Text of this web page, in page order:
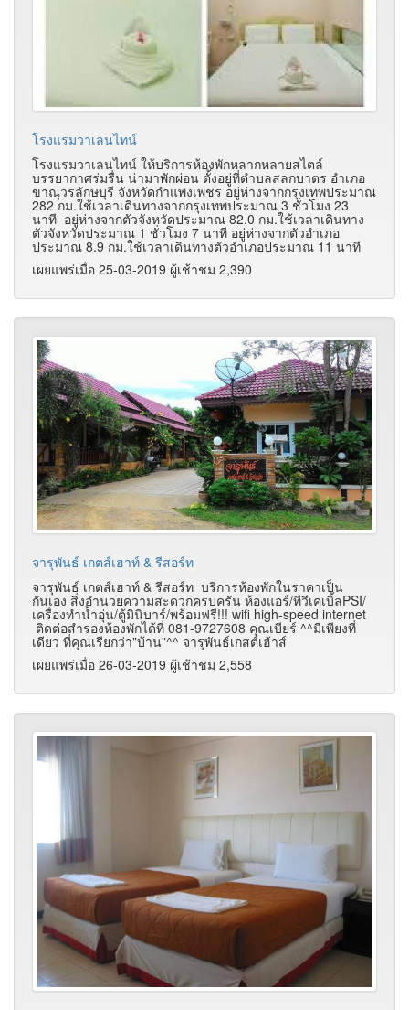
โรงแรมวาเลนไทน์
โรงแรมวาเลนไทน์ ให้บริการห้องพักหลากหลายสไตล์
บรรยากาศร่มรื่น น่ามาพักผ่อน ตั้งอยู่ที่ตำบลสลกบาตร อำเภอ
ขาณุวรลักษบุรี จังหวัดกำแพงเพชร อยู่ห่างจากกรุงเทพประมาณ
282 กม.ใช้เวลาเดินทางจากกรุงเทพประมาณ 3 ชั่วโมง 23
นาที อยู่ห่างจากตัวจังหวัดประมาณ 82.0 กม.ใช้เวลาเดินทาง
ตัวจังหวัดประมาณ 1 ชั่วโมง 7 นาที อยู่ห่างจากตัวอำเภอ
ประมาณ 8.9 กม.ใช้เวลาเดินทางตัวอำเภอประมาณ 11 นาที
เผยแพร่เมื่อ 25-03-2019 ผู้เช้าชม 2,390
จารุพันธ์ เกตส์เฮาท์ & รีสอร์ท
จารุพันธ์ เกตส์เฮาท์ & รีสอร์ท บริการห้องพักในราคาเป็น
กันเอง สิ่งอำนวยความสะดวกครบครัน ห้องแอร์/ทีวีเคเบิ้ลPSI/
เครื่องทำน้ำอุ่น/ตู้มินิบาร์/พร้อมฟรี!!! wifi high-speed internet
ติดต่อสำรองห้องพักได้ที่ 081-9727608 คุณเบียร์ ^^มีเพียงที่
เดียว ที่คุณเรียกว่า"บ้าน"^^ จารุพันธ์เกสต์เฮ้าส์
เผยแพร่เมื่อ 26-03-2019 ผู้เช้าชม 2,558